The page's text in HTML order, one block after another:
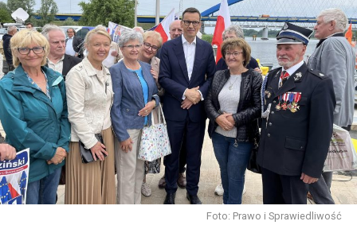
Foto: Prawo i Sprawiedliwość